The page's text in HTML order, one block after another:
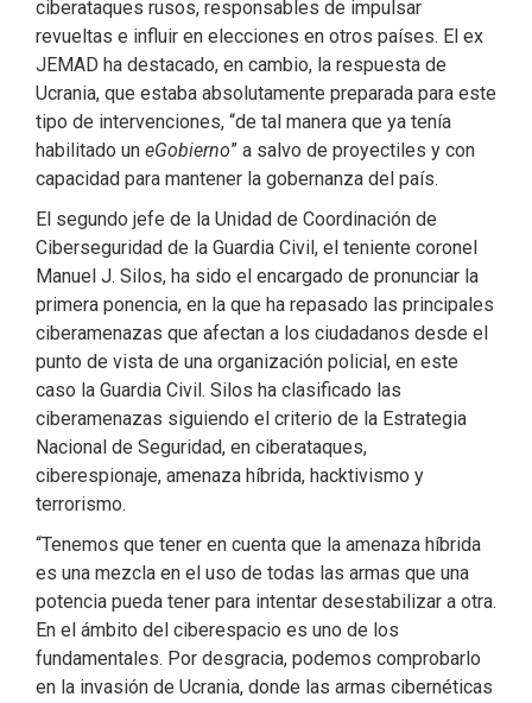
ciberataques rusos, responsables de impulsar
revueltas e influir en elecciones en otros países. El ex
JEMAD ha destacado, en cambio, la respuesta de
Ucrania, que estaba absolutamente preparada para este
tipo de intervenciones, “de tal manera que ya tenía
habilitado un eGobierno” a salvo de proyectiles y con
capacidad para mantener la gobernanza del país.
El segundo jefe de la Unidad de Coordinación de
Ciberseguridad de la Guardia Civil, el teniente coronel
Manuel J. Silos, ha sido el encargado de pronunciar la
primera ponencia, en la que ha repasado las principales
ciberamenazas que afectan a los ciudadanos desde el
punto de vista de una organización policial, en este
caso la Guardia Civil. Silos ha clasificado las
ciberamenazas siguiendo el criterio de la Estrategia
Nacional de Seguridad, en ciberataques,
ciberespionaje, amenaza híbrida, hacktivismo y
terrorismo.
“Tenemos que tener en cuenta que la amenaza híbrida
es una mezcla en el uso de todas las armas que una
potencia pueda tener para intentar desestabilizar a otra.
En el ámbito del ciberespacio es uno de los
fundamentales. Por desgracia, podemos comprobarlo
en la invasión de Ucrania, donde las armas cibernéticas